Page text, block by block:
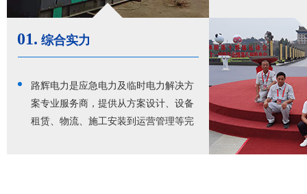
01. 综合实力
路辉电力是应急电力及临时电力解决方
案专业服务商，提供从方案设计、设备
租赁、物流、施工安装到运营管理等完